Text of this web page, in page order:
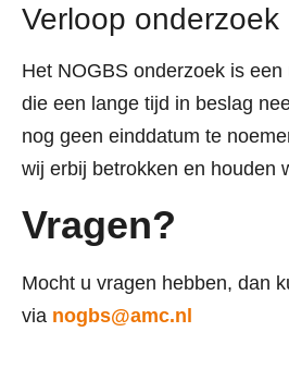
Verloop onderzoek
Het NOGBS onderzoek is
die een lange tijd in beslag
nog geen einddatum te
wij erbij betrokken en houden
Vragen?
Mocht u vragen hebben, dan
via nogbs@amc.nl